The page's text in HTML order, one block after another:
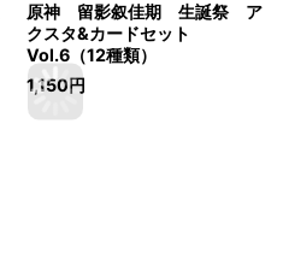
原神 留影叙佳期 生誕祭 ア
クスタ&カードセット
Vol.6（12種類）
1,150円